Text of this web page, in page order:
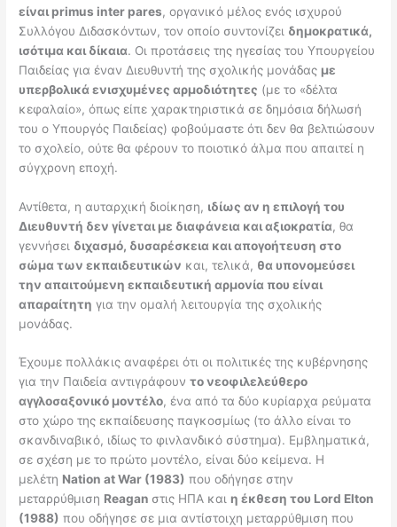
είναιprimus inter pares, οργανικό μέλος ενός ισχυρού
Συλλόγου Διδασκόντων, τον οποίο συντονίζει δημοκρατικά,
ισότιμα και δίκαια. Οι προτάσεις της ηγεσίας του Υπουργείου
Παιδείας για έναν Διευθυντή της σχολικής μονάδας με
υπερβολικά ενισχυμένες αρμοδιότητες (με το «δέλτα
κεφαλαίο», όπως είπε χαρακτηριστικά σε δημόσια δήλωσή
του ο Υπουργός Παιδείας) φοβούμαστε ότι δεν θα βελτιώσουν
το σχολείο, ούτε θα φέρουν το ποιοτικό άλμα που απαιτεί η
σύγχρονη εποχή.
Αντίθετα, η αυταρχική διοίκηση, ιδίως αν η επιλογή του
Διευθυντή δεν γίνεται με διαφάνεια και αξιοκρατία, θα
γεννήσει διχασμό, δυσαρέσκεια και απογοήτευση στο
σώμα των εκπαιδευτικών και, τελικά, θα υπονομεύσει
την απαιτούμενη εκπαιδευτική αρμονία που είναι
απαραίτητη για την ομαλή λειτουργία της σχολικής
μονάδας.
Έχουμε πολλάκις αναφέρει ότι οι πολιτικές της κυβέρνησης
για την Παιδεία αντιγράφουντο νεοφιλελεύθερο
αγγλοσαξονικό μοντέλο, ένα από τα δύο κυρίαρχα ρεύματα
στο χώρο της εκπαίδευσης παγκοσμίως (το άλλο είναι το
σκανδιναβικό, ιδίως το φινλανδικό σύστημα). Εμβληματικά,
σε σχέση με το πρώτο μοντέλο, είναι δύο κείμενα. Η
μελέτη NationatWar (1983) που οδήγησε στην
μεταρρύθμιση Reaganστις ΗΠΑ και η έκθεση του Lord Elton
(1988) που οδήγησε σε μια αντίστοιχη μεταρρύθμιση που